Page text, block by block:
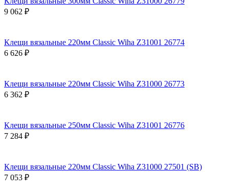
9 062 ₽
Клещи вязальные 220мм Classic Wiha Z31001 26774
6 626 ₽
Клещи вязальные 220мм Classic Wiha Z31000 26773
6 362 ₽
Клещи вязальные 250мм Classic Wiha Z31001 26776
7 284 ₽
Клещи вязальные 220мм Classic Wiha Z31000 27501 (SB)
7 053 ₽